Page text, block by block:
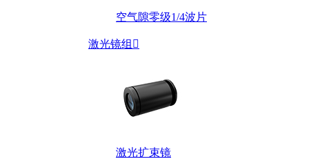
空气隙零级1/4波片
激光镜组 
激光扩束镜